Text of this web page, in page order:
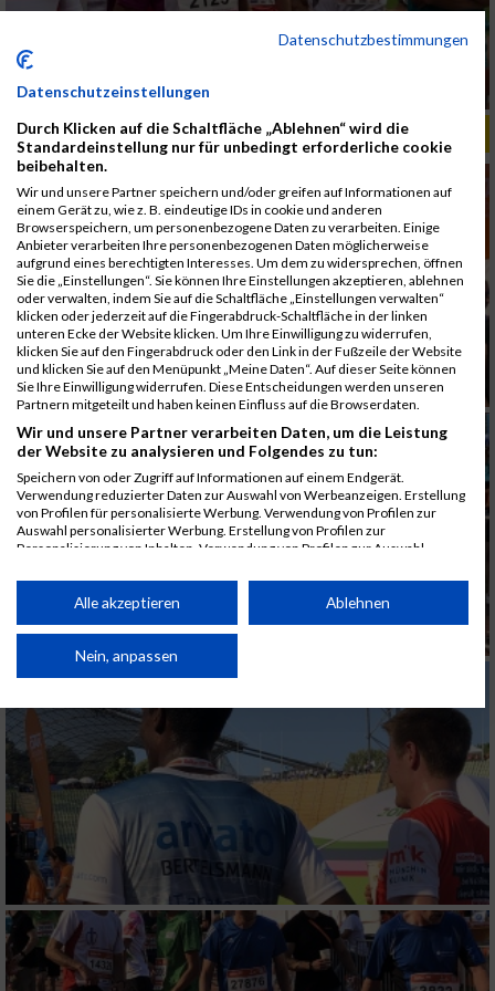
ALBUM B2RUN MÜNCHEN, B2RUN / 16.07.2019
Datenschutzbestimmungen
Datenschutzeinstellungen
Durch Klicken auf die Schaltfläche „Ablehnen“ wird die
Standardeinstellung nur für unbedingt erforderliche cookie
beibehalten.
Wir und unsere Partner speichern und/oder greifen auf Informationen auf
einem Gerät zu, wie z. B. eindeutige IDs in cookie und anderen
Browserspeichern, um personenbezogene Daten zu verarbeiten. Einige
Anbieter verarbeiten Ihre personenbezogenen Daten möglicherweise
aufgrund eines berechtigten Interesses. Um dem zu widersprechen, öffnen
Sie die „Einstellungen“. Sie können Ihre Einstellungen akzeptieren, ablehnen
oder verwalten, indem Sie auf die Schaltfläche „Einstellungen verwalten“
klicken oder jederzeit auf die Fingerabdruck-Schaltfläche in der linken
unteren Ecke der Website klicken. Um Ihre Einwilligung zu widerrufen,
klicken Sie auf den Fingerabdruck oder den Link in der Fußzeile der Website
und klicken Sie auf den Menüpunkt „Meine Daten“. Auf dieser Seite können
Sie Ihre Einwilligung widerrufen. Diese Entscheidungen werden unseren
Partnern mitgeteilt und haben keinen Einfluss auf die Browserdaten.
Wir und unsere Partner verarbeiten Daten, um die Leistung
der Website zu analysieren und Folgendes zu tun:
Speichern von oder Zugriff auf Informationen auf einem Endgerät.
Verwendung reduzierter Daten zur Auswahl von Werbeanzeigen. Erstellung
von Profilen für personalisierte Werbung. Verwendung von Profilen zur
Auswahl personalisierter Werbung. Erstellung von Profilen zur
Personalisierung von Inhalten. Verwendung von Profilen zur Auswahl
Performance von Inhalten. Analyse von Zielgruppen durch Statistiken oder
Kombinationen von Daten aus verschiedenen Quellen. Entwicklung und
von Inhalten.
Daten können außerhalb der Europäischen Union weitergegeben und in die
Website/App.
Partnerliste anzeigen (1 IAB-Anbieter)
Wir nutzen Ihre Daten für folgende Zwecke:
IAB-Verarbeitungszwecke:
Speichern von oder Zugriff auf Informationen
auf einem Endgerät
Verwendung reduzierter Daten zur Auswahl
von Werbeanzeigen
Alle akzeptieren Ablehnen
Nein, anpassen